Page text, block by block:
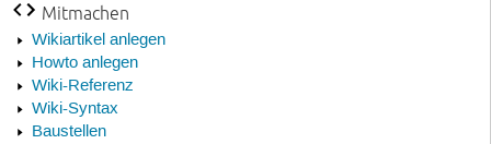
Mitmachen
Wikiartikel anlegen
Howto anlegen
Wiki-Referenz
Wiki-Syntax
Baustellen